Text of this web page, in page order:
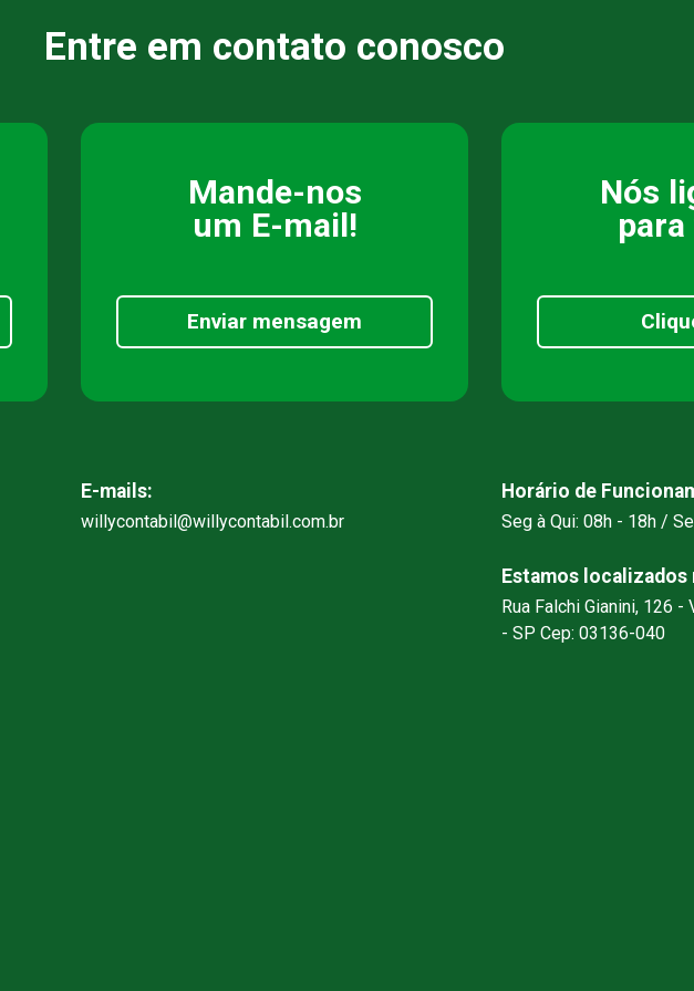
Entre em contato conosco
Mande-nos
um E-mail!
Enviar mensagem
Nós
para
E-mails:
willycontabil@willycontabil.com.br
Horário de
Seg à Qui: 08h - 18h /
Estamos localizados
Rua Falchi Gianini, 126
- SP Cep: 03136-040